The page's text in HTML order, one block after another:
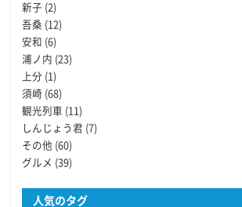
新子 (2)
吾桑 (12)
安和 (6)
浦ノ内 (23)
上分 (1)
須崎 (68)
観光列車 (11)
しんじょう君 (7)
その他 (60)
グルメ (39)
人気のタグ